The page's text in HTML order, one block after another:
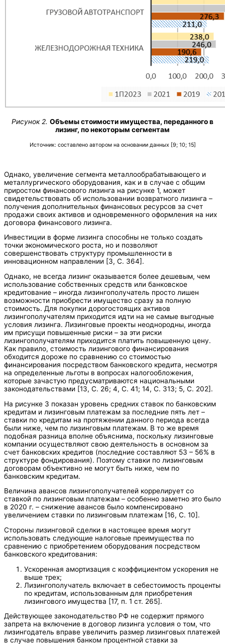
Рисунок 2. Объемы стоимости имущества, переданного в
лизинг, по некоторым сегментам
Источник: составлено автором на основании данных [9; 10; 15]
Однако, увеличение сегмента металлообрабатывающего и
металлургического оборудования, как и в случае с общим
приростом финансового лизинга на рисунке 1, может
свидетельствовать об использовании возвратного лизинга –
получения дополнительных финансовых ресурсов за счет
продажи своих активов и одновременного оформления на них
договора финансового лизинга.
Инвестиции в форме лизинга способны не только создать
точки экономического роста, но и позволяют
совершенствовать структуру промышленности в
инновационном направлении [3, С. 364].
Однако, не всегда лизинг оказывается более дешевым, чем
использование собственных средств или банковское
кредитование – иногда лизингополучатель просто лишен
возможности приобрести имущество сразу за полную
стоимость. Для покупки дорогостоящих активов
лизингополучателям приходится идти на не самые выгодные
условия лизинга. Лизинговые проекты неоднородны, иногда
им присущи повышенные риски – за эти риски
лизингополучателям приходится платить повышенную цену.
Как правило, стоимость лизингового финансирования
обходится дороже по сравнению со стоимостью
финансирования посредством банковского кредита, несмотря
на определенные льготы в вопросах налогообложения,
которые зачастую предусматриваются национальными
законодательствами [13, C. 26; 4, C. 41; 14, С. 313; 5, С. 202].
На рисунке 3 показан уровень средних ставок по банковским
кредитам и лизинговым платежам за последние пять лет –
ставки по кредитам на протяжении данного периода всегда
были ниже, чем по лизинговым платежам. В то же время
подобная разница вполне объяснима, поскольку лизинговые
компании осуществляют свою деятельность в основном за
счет банковских кредитов (последние составляют 53 – 56% в
структуре фондирования). Поэтому ставки по лизинговым
договорам объективно не могут быть ниже, чем по
банковским кредитам.
Величина авансов лизингополучателей коррелирует со
ставкой по лизинговым платежам – особенно заметно это было
в 2020 г. – снижение авансов было компенсировано
увеличением ставки по лизинговым платежам [16, С. 10].
Стороны лизинговой сделки в настоящее время могут
использовать следующие налоговые преимущества по
сравнению с приобретением оборудования посредством
банковского кредитования:
Ускоренная амортизация с коэффициентом ускорения не
выше трех;
Лизингополучатель включает в себестоимость проценты
по кредитам, использованным для приобретения
лизингового имущества [17, п. 1 ст. 265].
Действующее законодательство РФ не содержит прямого
запрета на включение в договор лизинга условия о том, что
лизингодатель вправе увеличить размер лизинговых платежей
в случае повышения банком процентной ставки за